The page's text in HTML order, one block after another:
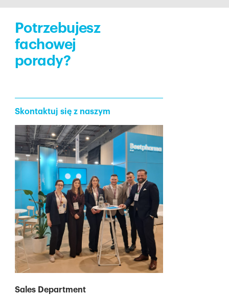
Potrzebujesz
fachowej
porady?
Skontaktuj się z naszym
Sales Department